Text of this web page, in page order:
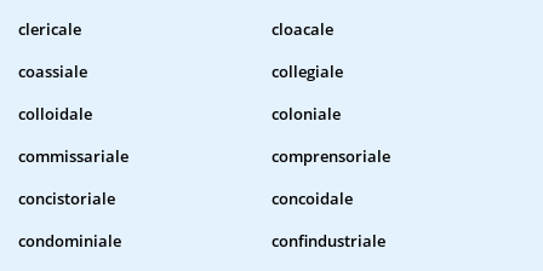
clericale
cloacale
coassiale
collegiale
colloidale
coloniale
commissariale
comprensoriale
concistoriale
concoidale
condominiale
confindustriale